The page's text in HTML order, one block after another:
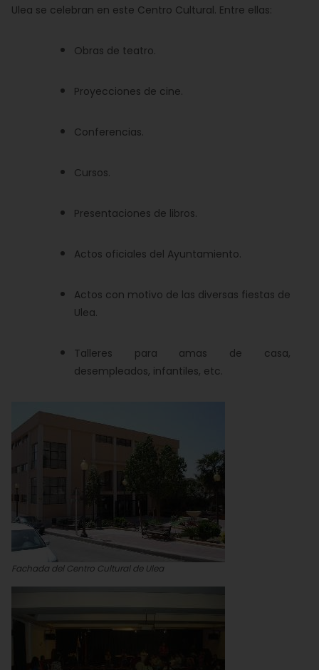
Ulea se celebran en este Centro Cultural. Entre ellas:
Obras de teatro.
Proyecciones de cine.
Conferencias.
Cursos.
Presentaciones de libros.
Actos oficiales del Ayuntamiento.
Actos con motivo de las diversas fiestas de
Ulea.
Talleres para amas de casa,
desempleados, infantiles, etc.
Fachada del Centro Cultural de Ulea